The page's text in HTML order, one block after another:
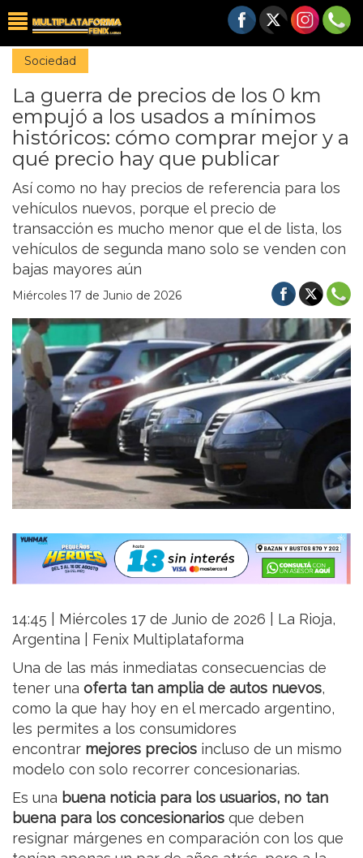
Sociedad
La guerra de precios de los 0 km
empujó a los usados a mínimos
históricos: cómo comprar mejor y a
qué precio hay que publicar
Así como no hay precios de referencia para los
vehículos nuevos, porque el precio de
transacción es mucho menor que el de lista, los
vehículos de segunda mano solo se venden con
bajas mayores aún
Miércoles 17 de Junio de 2026
14:45 | Miércoles 17 de Junio de 2026 | La Rioja,
Argentina | Fenix Multiplataforma
Una de las más inmediatas consecuencias de
tener una oferta tan amplia de autos nuevos,
como la que hay hoy en el mercado argentino,
les permites a los consumidores
encontrar mejores precios incluso de un mismo
modelo con solo recorrer concesionarias.
Es una buena noticia para los usuarios, no tan
buena para los concesionarios que deben
resignar márgenes en comparación con los que